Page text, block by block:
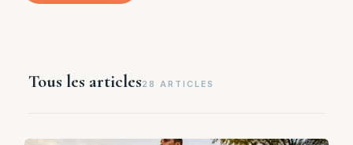
Tous les articles28 ARTICLES